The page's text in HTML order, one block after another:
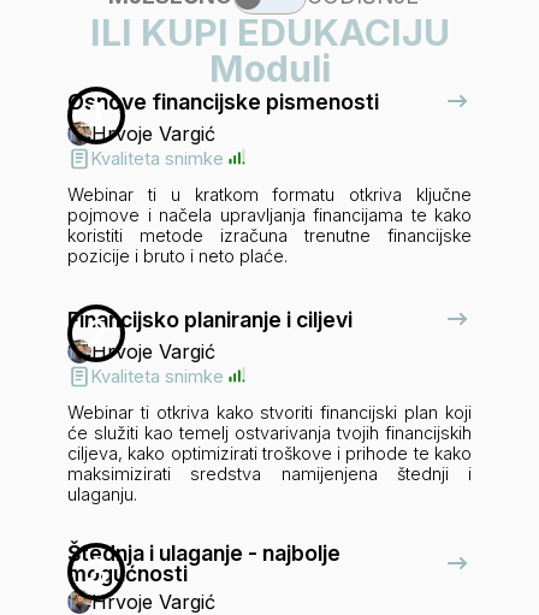
ILI KUPI EDUKACIJU
Moduli
1
Osnove financijske pismenosti
Hrvoje Vargić
Kvaliteta snimke
Webinar ti u kratkom formatu otkriva ključne
pojmove i načela upravljanja financijama te kako
koristiti metode izračuna trenutne financijske
pozicije i bruto i neto plaće.
2
Financijsko planiranje i ciljevi
Hrvoje Vargić
Kvaliteta snimke
Webinar ti otkriva kako stvoriti financijski plan koji
će služiti kao temelj ostvarivanja tvojih financijskih
ciljeva, kako optimizirati troškove i prihode te kako
maksimizirati sredstva namijenjena štednji i
ulaganju.
3
Štednja i ulaganje - najbolje
mogućnosti
Hrvoje Vargić